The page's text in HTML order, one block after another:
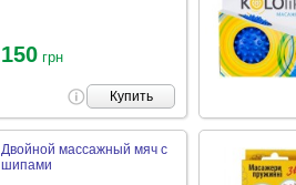
150 грн
Купить
Двойной массажный мяч с
шипами